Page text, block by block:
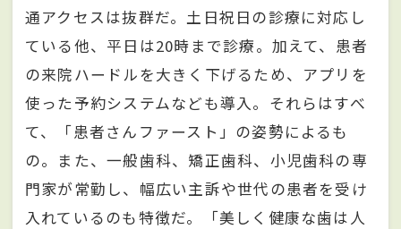
通アクセスは抜群だ。土日祝日の診療に対応し
ている他、平日は20時まで診療。加えて、患者
の来院ハードルを大きく下げるため、アプリを
使った予約システムなども導入。それらはすべ
て、「患者さんファースト」の姿勢によるも
の。また、一般歯科、矯正歯科、小児歯科の専
門家が常勤し、幅広い主訴や世代の患者を受け
入れているのも特徴だ。「美しく健康な歯は人